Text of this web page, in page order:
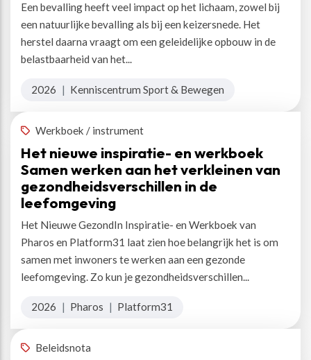
Een bevalling heeft veel impact op het lichaam, zowel bij
een natuurlijke bevalling als bij een keizersnede. Het
herstel daarna vraagt om een geleidelijke opbouw in de
belastbaarheid van het...
2026 | Kenniscentrum Sport & Bewegen
Werkboek / instrument
Het nieuwe inspiratie- en werkboek
Samen werken aan het verkleinen van
gezondheidsverschillen in de
leefomgeving
Het Nieuwe GezondIn Inspiratie- en Werkboek van
Pharos en Platform31 laat zien hoe belangrijk het is om
samen met inwoners te werken aan een gezonde
leefomgeving. Zo kun je gezondheidsverschillen...
2026 | Pharos | Platform31
Beleidsnota